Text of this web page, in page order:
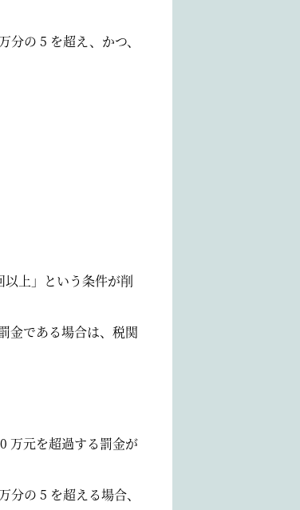
の 5 を超え、かつ、
上」という条件が削
金である場合は、税関
万元を超過する罰金が
の 5 を超える場合、